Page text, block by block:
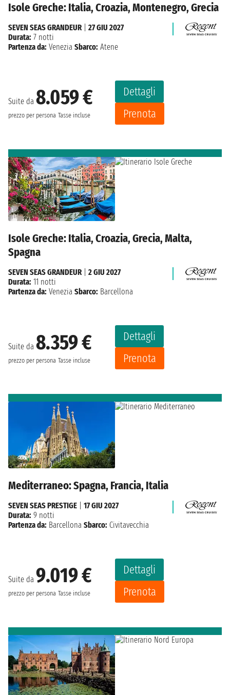
Isole Greche: Italia, Croazia, Montenegro, Grecia
Suite da 8.059 €
prezzo per persona Tasse incluse
Dettagli
Prenota
SEVEN SEAS GRANDEUR
27 GIU 2027
Durata: 7 notti
Partenza da: Venezia Sbarco: Atene
Isole Greche: Italia, Croazia, Grecia, Malta,
Spagna
Suite da 8.359 €
prezzo per persona Tasse incluse
Dettagli
Prenota
SEVEN SEAS GRANDEUR| 2 GIU 2027
Durata: 11 notti
Partenza da: Venezia Sbarco: Barcellona
Mediterraneo: Spagna, Francia, Italia
Suite da 9.019 €
prezzo per persona Tasse incluse
Dettagli
Prenota
SEVEN SEAS PRESTIGE
17 GIU 2027
Durata: 9 notti
Partenza da: Barcellona Sbarco: Civitavecchia